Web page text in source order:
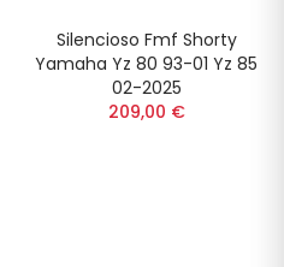
Silencioso Fmf Shorty
Yamaha Yz 80 93-01 Yz 85
02-2025
209,00 €